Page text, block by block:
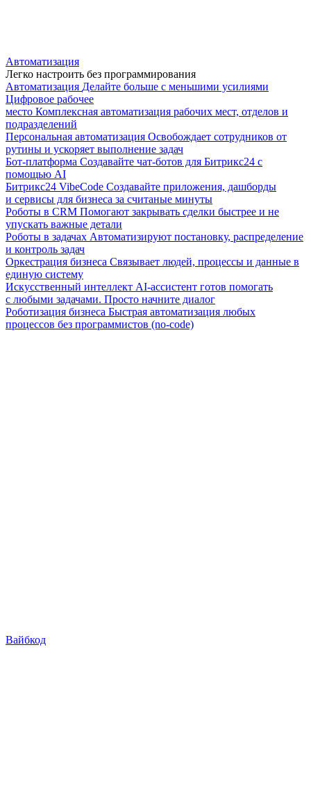
Автоматизация
Легко настроить без программирования
Автоматизация Делайте больше с меньшими усилиями
Цифровое рабочее
место Комплексная автоматизация рабочих мест, отделов и
подразделений
Персональная автоматизация Освобождает сотрудников от
рутины и ускоряет выполнение задач
Бот-платформа Создавайте чат-ботов для Битрикс24 с
помощью AI
Битрикс24 VibeCode Создавайте приложения, дашборды
и сервисы для бизнеса за считаные минуты
Роботы в CRM Помогают закрывать сделки быстрее и не
упускать важные детали
Роботы в задачах Автоматизируют постановку, распределение
и контроль задач
Оркестрация бизнеса Связывает людей, процессы и данные в
единую систему
Искусственный интеллект AI-ассистент готов помогать
с любыми задачами. Просто начните диалог
Роботизация бизнеса Быстрая автоматизация любых
процессов без программистов (no-code)
Вайбкод